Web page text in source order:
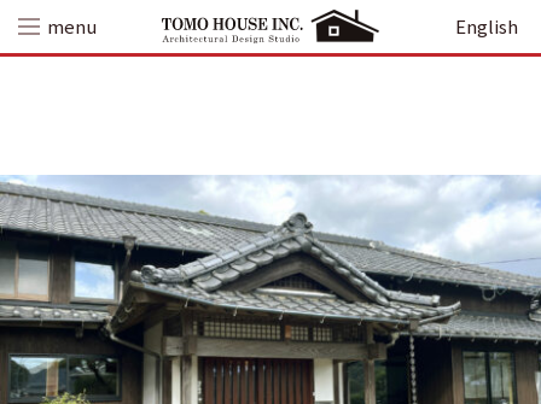
content
menu English